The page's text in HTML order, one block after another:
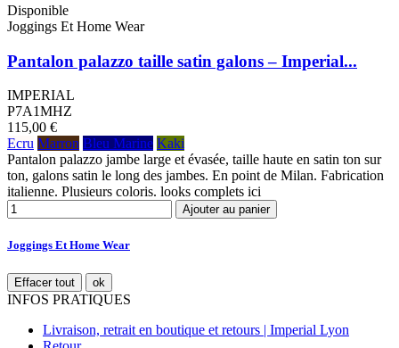
Disponible
Joggings Et Home Wear
Pantalon palazzo taille satin galons – Imperial...
IMPERIAL
P7A1MHZ
115,00 €
Ecru Marron Bleu Marine Kaki
Pantalon palazzo jambe large et évasée, taille haute en satin ton sur
ton, galons satin le long des jambes. En point de Milan. Fabrication
italienne. Plusieurs coloris. looks complets ici
Ajouter au panier
Joggings Et Home Wear
Effacer tout ok
INFOS PRATIQUES
Livraison, retrait en boutique et retours | Imperial Lyon